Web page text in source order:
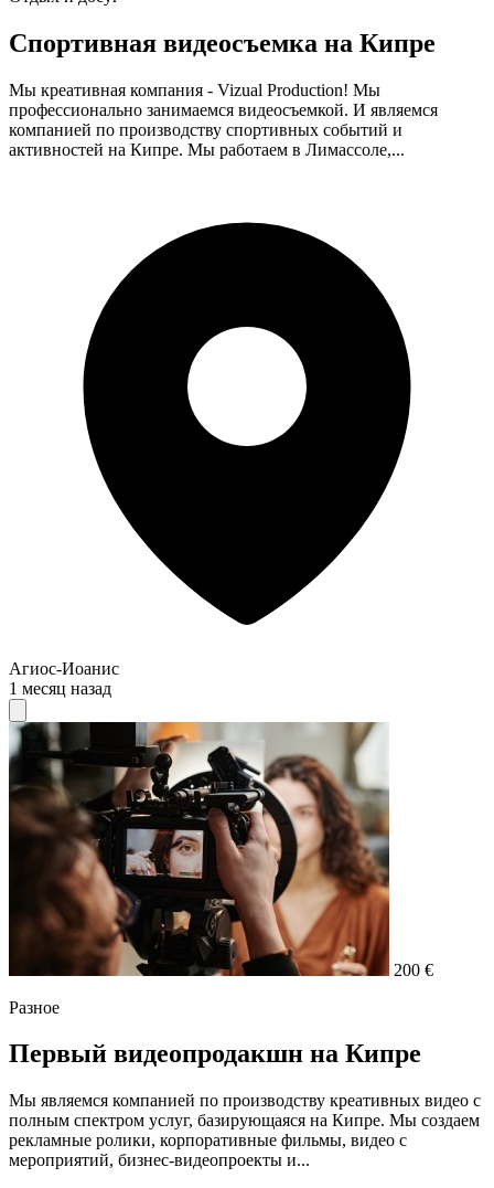
Cпортивная видеосъемка на Кипре
Мы креативная компания - Vizual Production! Мы
профессионально занимаемся видеосъемкой. И являемся
компанией по производству спортивных событий и
активностей на Кипре. Мы работаем в Лимассоле,...
Агиос-Иоанис
1 месяц назад
200 €
Разное
Первый видеопродакшн на Кипре
Мы являемся компанией по производству креативных видео с
полным спектром услуг, базирующаяся на Кипре. Мы создаем
рекламные ролики, корпоративные фильмы, видео с
мероприятий, бизнес-видеопроекты и...